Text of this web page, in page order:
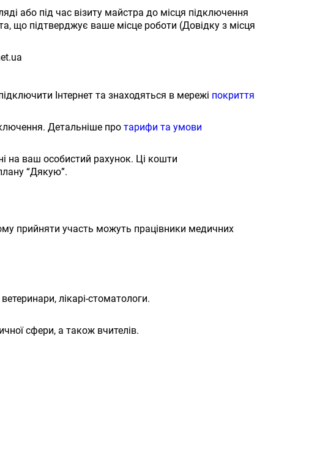
або під час візиту майстра до місця підключення
що підтверджує ваше місце роботи (Довідку з місця
Інтернет та знаходяться в мережі покриття
Детальніше про тарифи та умови
на ваш особистий рахунок. Ці кошти
“Дякую”.
прийняти участь можуть працівники медичних
лікарі-стоматологи.
сфери, а також вчителів.